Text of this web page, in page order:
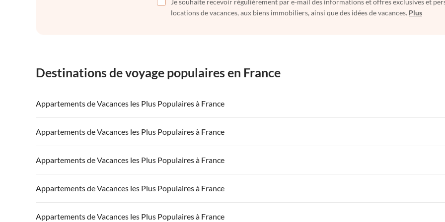
Je souhaite recevoir régulièrement par e-mail des informations et offres exclusives et
locations de vacances, aux biens immobiliers, ainsi que des idées de vacances. Plus
Destinations de voyage populaires en France
Appartements de Vacances les Plus Populaires à France
Appartements de Vacances à France Appartements de Vacances à Paris-Ile de France
Appartements de Vacances à Côte atlantique Appartements de Vacances à la Normandie Appartements de Vacances à Sud de la
Appartements de Vacances à Côte d'Azur
Appartements de Vacances les Plus Populaires à France
Appartements de Vacances à France Appartements de Vacances à Paris-Ile de France
Appartements de Vacances à Côte atlantique Appartements de Vacances à la Normandie Appartements de Vacances à Sud de la
Appartements de Vacances à Côte d'Azur
Appartements de Vacances les Plus Populaires à France
Appartements de Vacances à France Appartements de Vacances à Paris-Ile de France
Appartements de Vacances à Côte atlantique Appartements de Vacances à la Normandie Appartements de Vacances à Sud de la
Appartements de Vacances les Plus Populaires à France
Appartements de Vacances à France Appartements de Vacances à Paris-Ile de France
Appartements de Vacances les Plus Populaires à France